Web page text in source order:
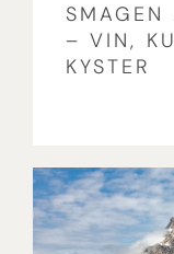
SMAGEN
– VIN,
KYSTER